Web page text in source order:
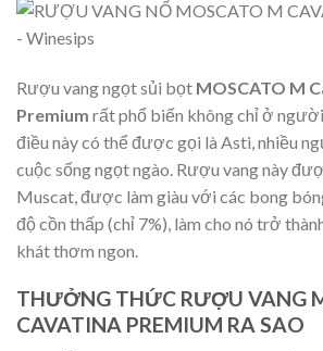
Rượu vang ngọt sủi bọt MOSCATO M
Premium rất phổ biến không chỉ ở
điều này có thể được gọi là Asti, nhiều
cuộc sống ngọt ngào. Rượu vang này
Muscat, được làm giàu với các bong
độ cồn thấp (chỉ 7%), làm cho nó trở
khát thơm ngon.
THƯỞNG THỨC RƯỢU VANG
CAVATINA PREMIUM RA SAO